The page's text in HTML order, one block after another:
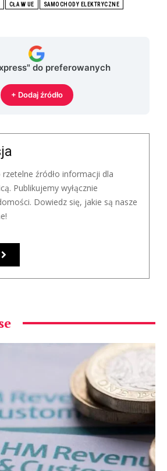
CŁA W UE SAMOCHODY ELEKTRYCZNE
do preferowanych
+ Dodaj źródło
rzetelne źródło informacji dla
Publikujemy wyłącznie
Dowiedz się, jakie są nasze